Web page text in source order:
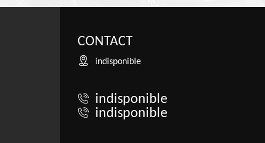
CONTACT
indisponible
indisponible
indisponible